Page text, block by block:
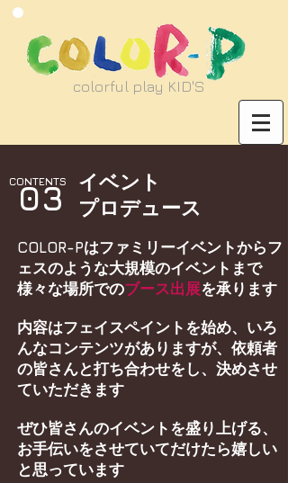
​colorful play KID'S
​03
CONTENTS
イベント
プロデュース
COLOR-Pはファミリーイベントからフ
ェスのような大規模のイベントまで
様々な場所でのブース出展を承ります
内容はフェイスペイントを始め、いろ
んなコンテンツがありますが、依頼者
の皆さんと打ち合わせをし、決めさせ
ていただきます
ぜひ皆さんのイベントを盛り上げる、
お手伝いをさせていてだけたら嬉しい
と思っています